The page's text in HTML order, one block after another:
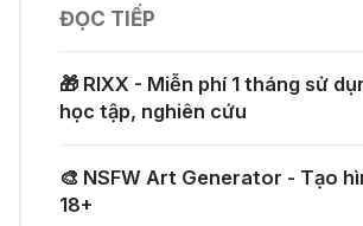
với một prompt
04 Thg 07 2026
🚀 Một GitHub
👨‍💻 Firebase Studio -
minh
ĐỌC TIẾP
🎁 RIXX - Miễn phí 1 tháng sử
học tập, nghiên cứu
🎨 NSFW Art Generator - Tạo
18+